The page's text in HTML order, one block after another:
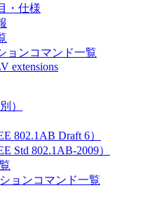
・仕様
ョンコマンド一覧
extensions
）
802.1AB Draft 6）
Std 802.1AB-2009）
ョンコマンド一覧